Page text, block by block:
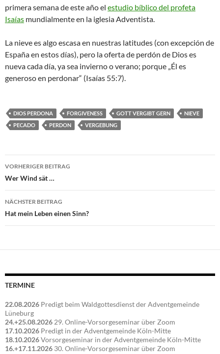
primera semana de este año el estudio bíblico del profeta
Isaías mundialmente en la iglesia Adventista.
La nieve es algo escasa en nuestras latitudes (con excepción de
España en estos días), pero la oferta de perdón de Dios es
nueva cada día, ya sea invierno o verano; porque „Él es
generoso en perdonar“ (Isaías 55:7).
DIOS PERDONA FORGIVENESS GOTT VERGIBT GERN
NIEVE
PECADO
PERDON VERGEBUNG
Beitragsnavigation
VORHERIGER BEITRAG
Wer Wind sät …
NÄCHSTER BEITRAG
Hat mein Leben einen Sinn?
TERMINE
22.08.2026 Predigt beim Waldgottesdienst der Adventgemeinde
Lüneburg
24.+25.08.2026 29. Online-Vorsorgeseminar über Zoom
17.10.2026 Predigt in der Adventgemeinde Köln-Mitte
18.10.2026Vorsorgeseminar in der Adventgemeinde Köln-Mitte
16.+17.11.2026 30. Online-Vorsorgeseminar über Zoom